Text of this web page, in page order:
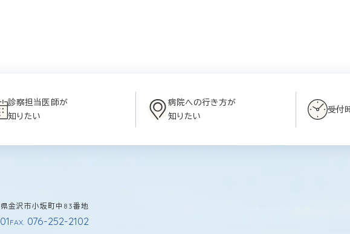
診察担当医師が
知りたい
病院への行き方が
知りたい
受付
金沢市小坂町中83番地
FAX. 076-252-2102